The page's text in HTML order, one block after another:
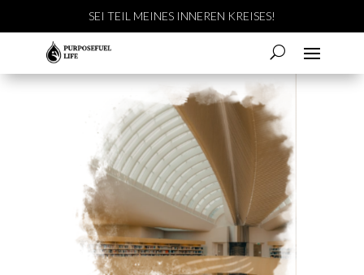
SEI TEIL MEINES INNEREN KREISES!